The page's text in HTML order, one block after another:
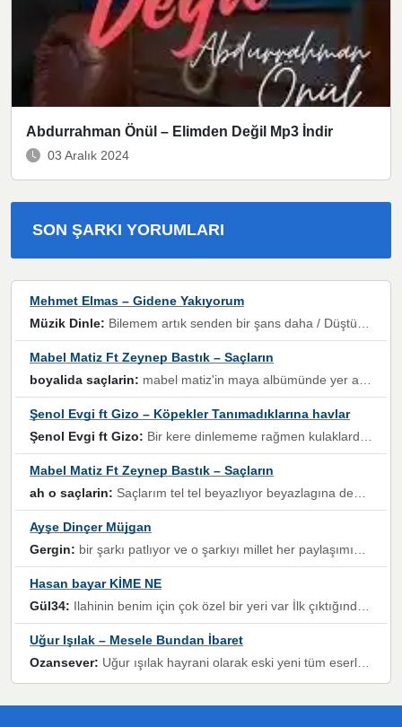
Abdurrahman Önül – Elimden Değil Mp3 İndir
03 Aralık 2024
SON ŞARKI YORUMLARI
Mehmet Elmas – Gidene Yakıyorum
Müzik Dinle: Bilemem artık senden bir şans daha / Düştüğün zaman ben olmayacağım yanında” dizeleri, artık geçmişin tekrarına izin verilmeyeceğini, kişisel sınırların çizildiğini gösteriyor.
Mabel Matiz Ft Zeynep Bastık – Saçların
boyalida saçlarin: mabel matiz'in maya albümünde yer alan güzellerden. parça da şarkı hani! müzikal altyapısına vurulduğum, sözlerinde kaybolduğum bir parça olmuş.
Şenol Evgi ft Gizo – Köpekler Tanımadıklarına havlar
Şenol Evgi ft Gizo: Bir kere dinlememe rağmen kulaklardan gitmiyor sen sen sen sen kurban ol sen sen sen sen hayran ol yükses ses müzik dinleme sebebisiniz canlar bomba gibi patladınız maşallah
Mabel Matiz Ft Zeynep Bastık – Saçların
ah o saçlarin: Saçlarım tel tel beyazlıyor beyazlagına degil yanımda sen yoksun ona üzülüyorum günler bir bir geçiyor geçen günlere değil sensiz geçen günlere darılıyorum,Dinledikce asla kavusamayacagim ama asla unutamicagim sevdiğim adam için yanar içim
Ayşe Dinçer Müjgan
Gergin: bir şarkı patlıyor ve o şarkıyı millet her paylaşımın altına koyuyor ve öyle bir durum hal alıyor ki şarkıyı dinlemeden şarkıdan bikıyorsun Ama bu enteresan bir şekilde dillere dolanıyor millet olarak seviyoruz dertlerle boğuşurken bir yandan da göbek atmayi))) diyeceklerim bu kadar güzel hoş bir sayfa emeğinize sağlık arkadaşlar kolay gelsin
Hasan bayar KİME NE
Gül34: Ilahinin benim için çok özel bir yeri var İlk çıktığında komşum ne kadar yüksek sesle dinliyorsa orada duymuştum ve YouTube'dan aratıp Bu ilahiyi bulmuştum ve sonra müdavimi oldum günlük Ben de 3-5 kere dinleyip ezberleyip artık ilahiye bende eşlik ediyorum yüksek sesle Allah razı olsun hizmet nimettir Rabbim sizin zahmetlerinize de hayırlı nimetler versin Selam ve dua ile Allah'a emanet olun
Uğur Işılak – Mesele Bundan İbaret
Ozansever: Uğur ışılak hayrani olarak eski yeni tüm eserlerini keyifle huzurla dinleyenlerden birisiyim, emeğine saygı duyan gönül veren bunu en güzel şekilde sevenlerine ulaştıran siz değerli sayfa yöneticilerine de teşekkür ederim